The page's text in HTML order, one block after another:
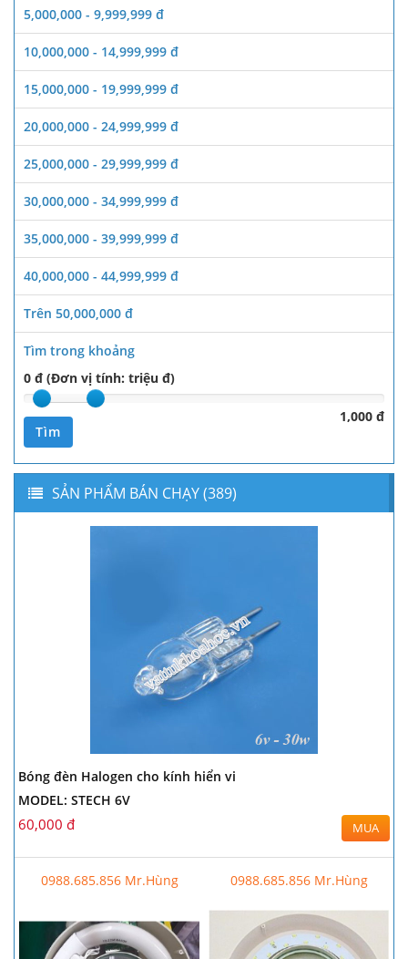
5,000,000 - 9,999,999 đ
10,000,000 - 14,999,999 đ
15,000,000 - 19,999,999 đ
20,000,000 - 24,999,999 đ
25,000,000 - 29,999,999 đ
30,000,000 - 34,999,999 đ
35,000,000 - 39,999,999 đ
40,000,000 - 44,999,999 đ
Trên 50,000,000 đ
Tìm trong khoảng
0 đ (Đơn vị tính: triệu đ)
1,000 đ
Tìm
SẢN PHẨM BÁN CHẠY (389)
Bóng đèn Halogen cho kính hiển vi
MODEL: STECH 6V
60,000 đ MUA
0988.685.856 Mr.Hùng 0988.685.856 Mr.Hùng